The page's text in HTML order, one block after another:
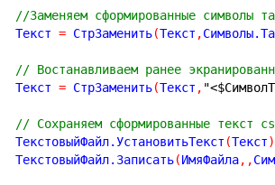
//Заменяем сформированные символы
Текст = СтрЗаменить(Текст ,
// Востанавливаем ранее
Текст = СтрЗаменить(Текст ,
// Сохраняем сформированные текст
ТекстовыйФайл.УстановитьТекст (Текст)
ТекстовыйФайл.Записать(ИмяФайла, ,